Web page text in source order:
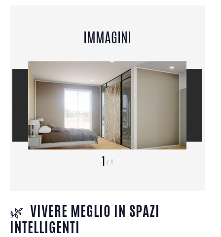
IMMAGINI
/ 4
🌿 VIVERE MEGLIO IN SPAZI
INTELLIGENTI